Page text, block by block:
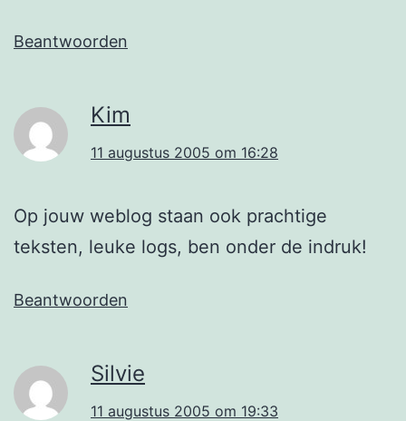
Beantwoorden
Kim
11 augustus 2005 om 16:28
Op jouw weblog staan ook prachtige
teksten, leuke logs, ben onder de indruk!
Beantwoorden
Silvie
11 augustus 2005 om 19:33